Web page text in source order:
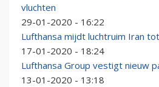
vluchten
29-01-2020 - 16:22
Lufthansa mijdt luchtruim Iran
17-01-2020 - 18:24
Lufthansa Group vestigt nieuw
13-01-2020 - 13:18